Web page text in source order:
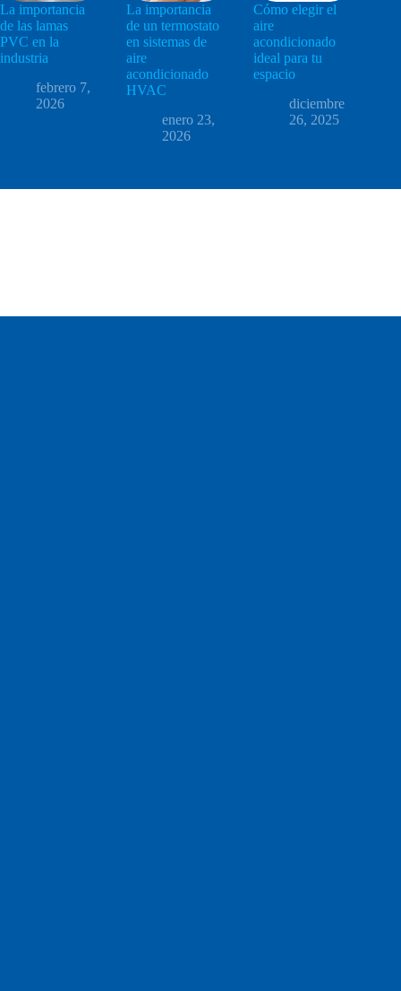
La importancia
de las lamas
PVC en la
industria
febrero 7,
2026
La importancia
de un termostato
en sistemas de
aire
acondicionado
HVAC
enero 23,
2026
Cómo elegir el
aire
acondicionado
ideal para tu
espacio
diciembre
26, 2025